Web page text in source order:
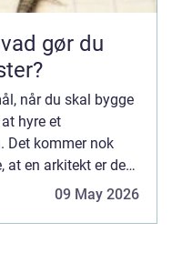
når du skal bygge
hyre et
Det kommer nok
at en arkitekt er den
udkast til,09 May 2026